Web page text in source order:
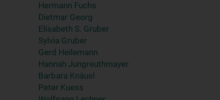
Hermann Fuchs
Dietmar Georg
Elisabeth S. Gruber
Sylvia Gruber
Gerd Heilemann
Hannah Jungreuthmayer
Barbara Knäusl
Peter Kuess